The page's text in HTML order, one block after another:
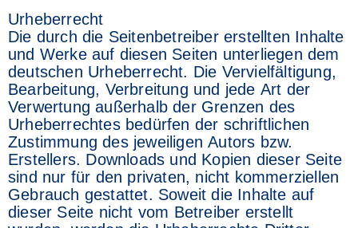
Urheberrecht
Die durch die Seitenbetreiber erstellten Inhalte
und Werke auf diesen Seiten unterliegen dem
deutschen Urheberrecht. Die Vervielfältigung,
Bearbeitung, Verbreitung und jede Art der
Verwertung außerhalb der Grenzen des
Urheberrechtes bedürfen der schriftlichen
Zustimmung des jeweiligen Autors bzw.
Erstellers. Downloads und Kopien dieser Seite
sind nur für den privaten, nicht kommerziellen
Gebrauch gestattet. Soweit die Inhalte auf
dieser Seite nicht vom Betreiber erstellt